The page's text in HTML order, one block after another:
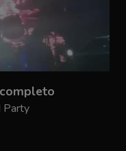
Party